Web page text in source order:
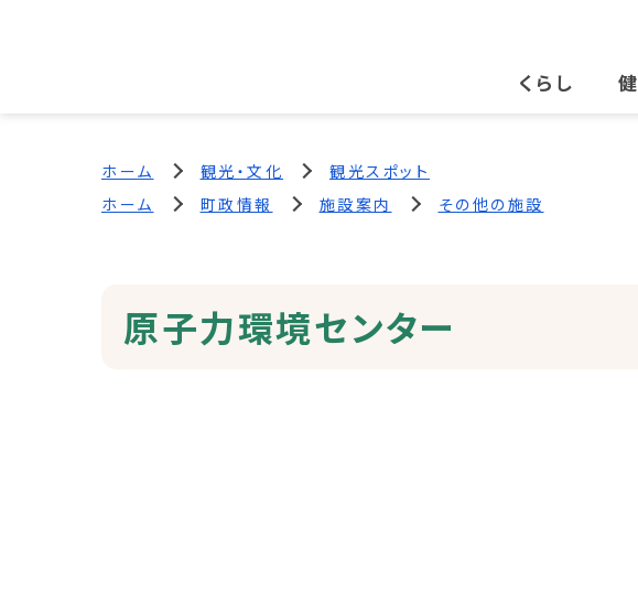
くらし
ホーム 観光・文化
観光スポット
ホーム
町政情報 施設案内 その他の施設
原子力環境センター